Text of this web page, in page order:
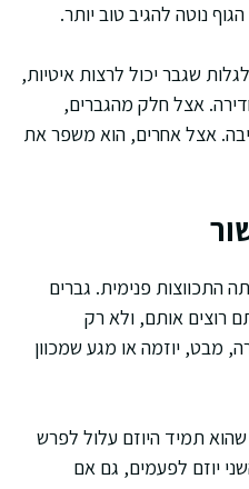
נוטה להגיב טוב יותר.
שגבר יכול לרצות איטיות,
אצל חלק מהגברים,
אצל אחרים, הוא משפר את
התכווצות פנימית. גברים
רוצים אותם, ולא רק
מבט, יוזמה או מגע שמכוון
תמיד היוזם עלול לפרש
יוזם לפעמים, גם אם